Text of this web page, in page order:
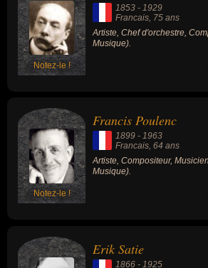
Notez-le !
1853 - 1929
Francais, 75 ans
Artiste, Chef d'orchestre,
Musique).
Notez-le !
Francis Poulenc
1899 - 1963
Francais, 64 ans
Artiste, Compositeur,
Musique).
Erik Satie
1866 - 1925